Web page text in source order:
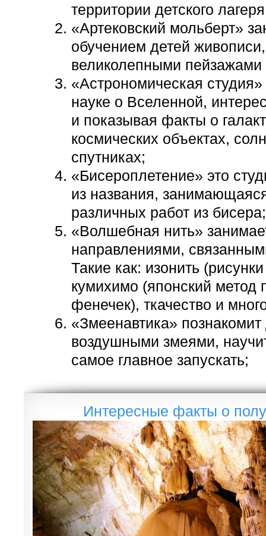
территории детского
«Артековский мольберт»
обучением детей
великолепными пейзажами
«Астрономическая студия»
науке о Вселенной,
и показывая факты о
космических объектах,
спутниках;
«Бисероплетение» это
из названия,
различных работ из бисера;
«Волшебная нить»
направлениями,
Такие как: изонить
кумихимо (японский метод
фенечек), ткачество и
«Змеенавтика» познакомит
воздушными змеями,
самое главное запускать;
Интересные факты о